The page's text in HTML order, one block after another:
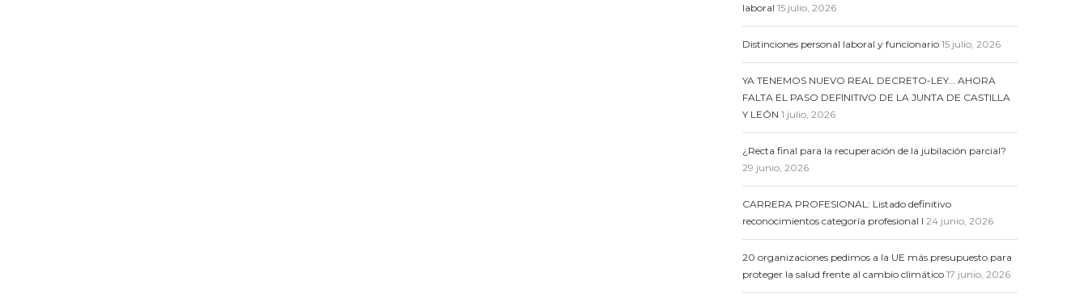
laboral 15 julio, 2026
Distinciones personal laboral y funcionario 15 julio, 2026
YA TENEMOS NUEVO REAL DECRETO-LEY… AHORA
FALTA EL PASO DEFINITIVO DE LA JUNTA DE CASTILLA
Y LEÓN 1 julio, 2026
¿Recta final para la recuperación de la jubilación parcial?
29 junio, 2026
CARRERA PROFESIONAL: Listado definitivo
reconocimientos categoría profesional I 24 junio, 2026
20 organizaciones pedimos a la UE más presupuesto para
proteger la salud frente al cambio climático 17 junio, 2026